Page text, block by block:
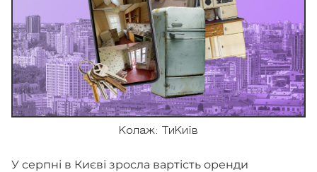
Колаж: ТиКиїв
У серпні в Києві зросла вартість оренди